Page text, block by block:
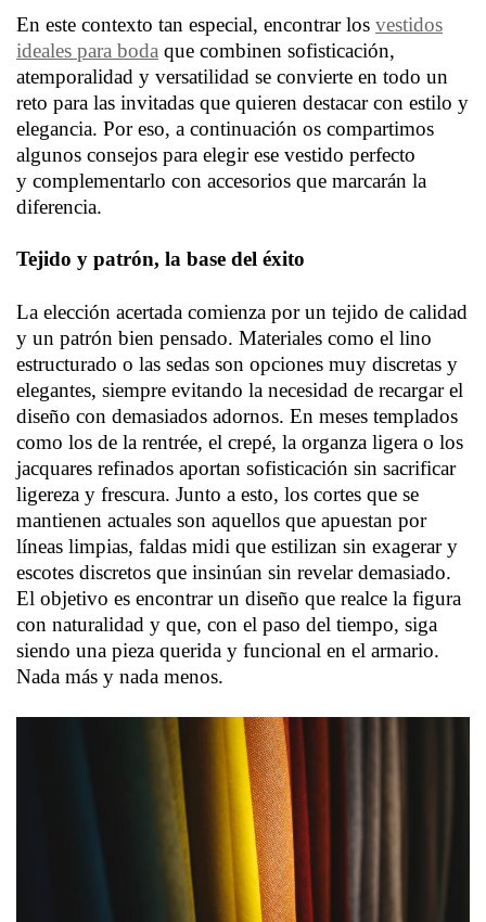
En este contexto tan especial, encontrar los vestidos
ideales para boda que combinen sofisticación,
atemporalidad y versatilidad se convierte en todo un
reto para las invitadas que quieren destacar con estilo y
elegancia. Por eso, a continuación os compartimos
algunos consejos para elegir ese vestido perfecto
y complementarlo con accesorios que marcarán la
diferencia.
Tejido y patrón, la base del éxito
La elección acertada comienza por un tejido de calidad
y un patrón bien pensado. Materiales como el lino
estructurado o las sedas son opciones muy discretas y
elegantes, siempre evitando la necesidad de recargar el
diseño con demasiados adornos. En meses templados
como los de la rentrée, el crepé, la organza ligera o los
jacquares refinados aportan sofisticación sin sacrificar
ligereza y frescura. Junto a esto, los cortes que se
mantienen actuales son aquellos que apuestan por
líneas limpias, faldas midi que estilizan sin exagerar y
escotes discretos que insinúan sin revelar demasiado.
El objetivo es encontrar un diseño que realce la figura
con naturalidad y que, con el paso del tiempo, siga
siendo una pieza querida y funcional en el armario.
Nada más y nada menos.